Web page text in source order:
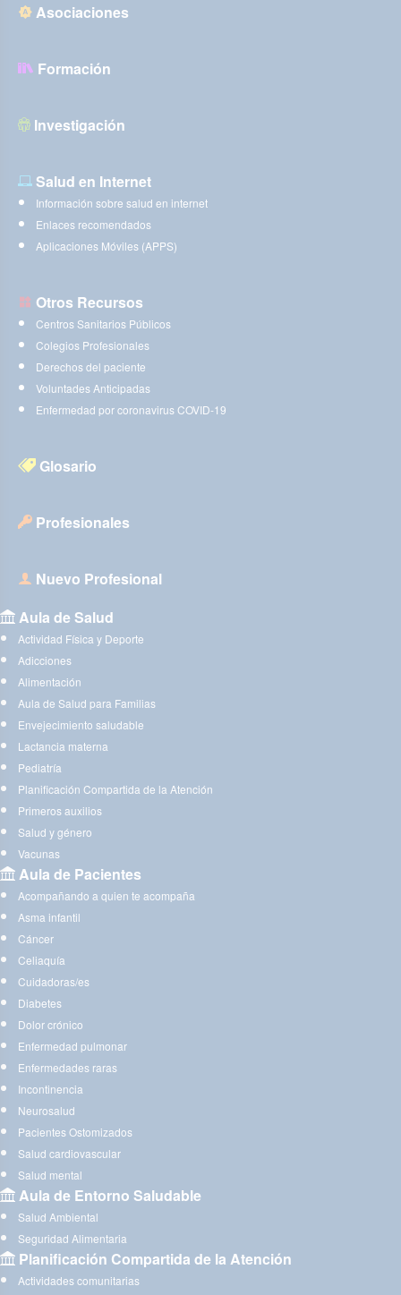
Asociaciones
Formación
Investigación
Salud en Internet
Información sobre salud en internet
Enlaces recomendados
Aplicaciones Móviles (APPS)
Otros Recursos
Centros Sanitarios Públicos
Colegios Profesionales
Derechos del paciente
Voluntades Anticipadas
Enfermedad por coronavirus COVID-19
Glosario
Profesionales
Nuevo Profesional
Aula de Salud
Actividad Física y Deporte
Adicciones
Alimentación
Aula de Salud para Familias
Envejecimiento saludable
Lactancia materna
Pediatría
Planificación Compartida de la Atención
Primeros auxilios
Salud y género
Vacunas
Aula de Pacientes
Acompañando a quien te acompaña
Asma infantil
Cáncer
Celiaquía
Cuidadoras/es
Diabetes
Dolor crónico
Enfermedad pulmonar
Enfermedades raras
Incontinencia
Neurosalud
Pacientes Ostomizados
Salud cardiovascular
Salud mental
Aula de Entorno Saludable
Salud Ambiental
Seguridad Alimentaria
Planificación Compartida de la Atención
Actividades comunitarias